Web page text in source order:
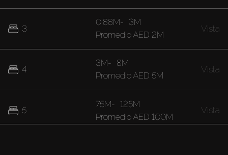
3
4
5
0.88M- 3M
PromedioAED 2M
Vista
3M- 8M
PromedioAED 5M
Vista
75M- 125M
Promedio AED 100M
Vista